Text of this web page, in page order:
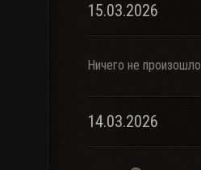
15.03.2026
Ничего не произошло
14.03.2026